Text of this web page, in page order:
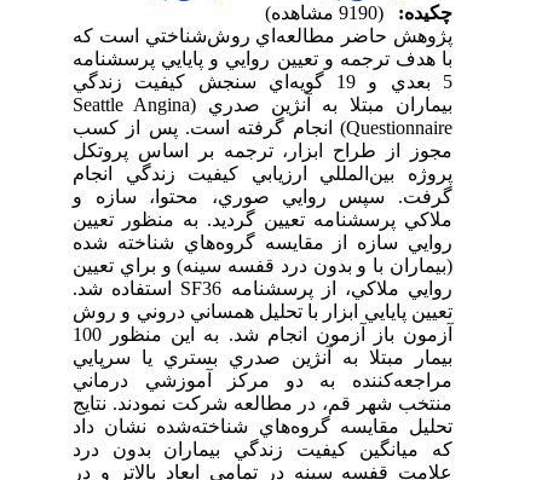
چکیده:
پژوهش حاضر مطالعه‌اي روش‌شناختي است که
با هدف ترجمه و تعيين روايي و پايايي پرسشنامه
5 بعدي و 19 گويه‌اي سنجش کيفيت زندگي
بيماران مبتلا به آنژين صدري (Seattle Angina
Questionnaire) انجام گرفته است. پس از کسب
مجوز از طراح ابزار، ترجمه بر اساس پروتکل
پروژه بين‌المللي ارزيابي کيفيت زندگي انجام
گرفت. سپس روايي صوري، محتوا، سازه و
ملاکي پرسشنامه تعيين گرديد. به منظور تعيين
روايي سازه از مقايسه گروه‌هاي شناخته شده
(بيماران با و بدون درد قفسه سينه) و براي تعيين
روايي ملاکي، از پرسشنامه SF36 استفاده شد.
تعيين پايايي ابزار با تحليل همساني دروني و روش
آزمون باز آزمون انجام شد. به اين منظور 100
بيمار مبتلا به آنژين صدري بستري يا سرپايي
مراجعه‌کننده به دو مرکز آموزشي درماني
منتخب شهر قم، در مطالعه شرکت نمودند. نتايج
تحليل مقايسه گروه‌هاي شناخته‌شده نشان داد
كه ميانگين کيفيت زندگي بيماران بدون درد
علامت قفسه سينه در تمامي ابعاد بالاتر و در